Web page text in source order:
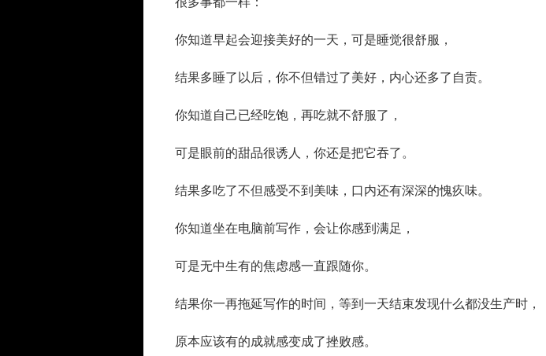
你知道早起会迎接美好的一天，可是睡觉很舒服，
结果多睡了以后，你不但错过了美好，内心还多了自责。
你知道自己已经吃饱，再吃就不舒服了，
可是眼前的甜品很诱人，你还是把它吞了。
结果多吃了不但感受不到美味，口内还有深深的愧疚味。
你知道坐在电脑前写作，会让你感到满足，
可是无中生有的焦虑感一直跟随你。
结果你一再拖延写作的时间，等到一天结束发现什么都没生产时，
原本应该有的成就感变成了挫败感。